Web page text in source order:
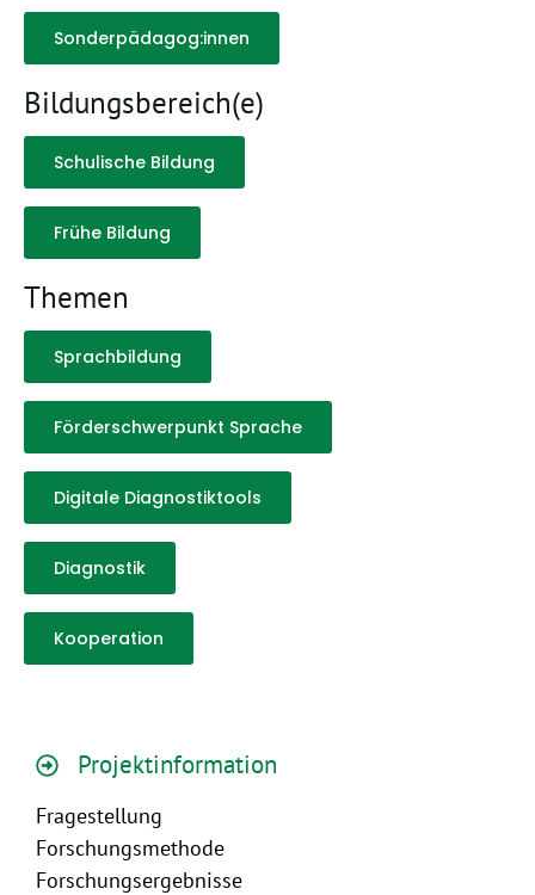
Sonderpädagog:innen
Bildungsbereich(e)
Schulische Bildung
Frühe Bildung
Themen
Sprachbildung
Förderschwerpunkt Sprache
Digitale Diagnostiktools
Diagnostik
Kooperation
Projektinformation
Fragestellung
Forschungsmethode
Forschungsergebnisse